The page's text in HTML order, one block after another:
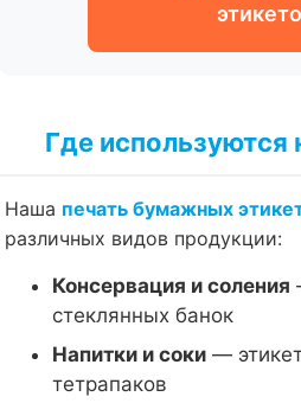
Где используются
Наша печать бумажных
различных видов продукции:
Консервация и соления
стеклянных банок
Напитки и соки —
тетрапаков